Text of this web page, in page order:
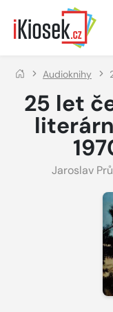
Přejít na hlavní obsah
Audioknihy
25 let
Jaroslav